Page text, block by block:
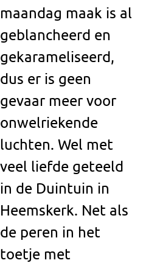
maandag maak is al
geblancheerd en
gekarameliseerd,
dus er is geen
gevaar meer voor
onwelriekende
luchten. Wel met
veel liefde geteeld
in de Duintuin in
Heemskerk. Net als
de peren in het
toetje met